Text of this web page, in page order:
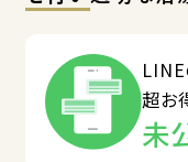
超お
未